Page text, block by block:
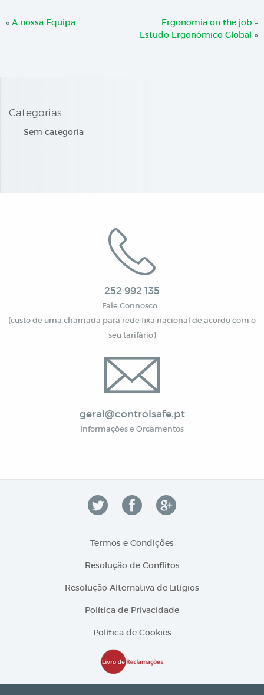
« A nossa Equipa
Ergonomia on the job –
Estudo Ergonómico Global »
Categorias
Sem categoria
252 992 135
Fale Connosco…
(custo de uma chamada para rede fixa nacional de acordo com o
seu tarifário)
geral@controlsafe.pt
Informações e Orçamentos
Termos e Condições
Resolução de Conflitos
Resolução Alternativa de Litígios
Política de Privacidade
Política de Cookies